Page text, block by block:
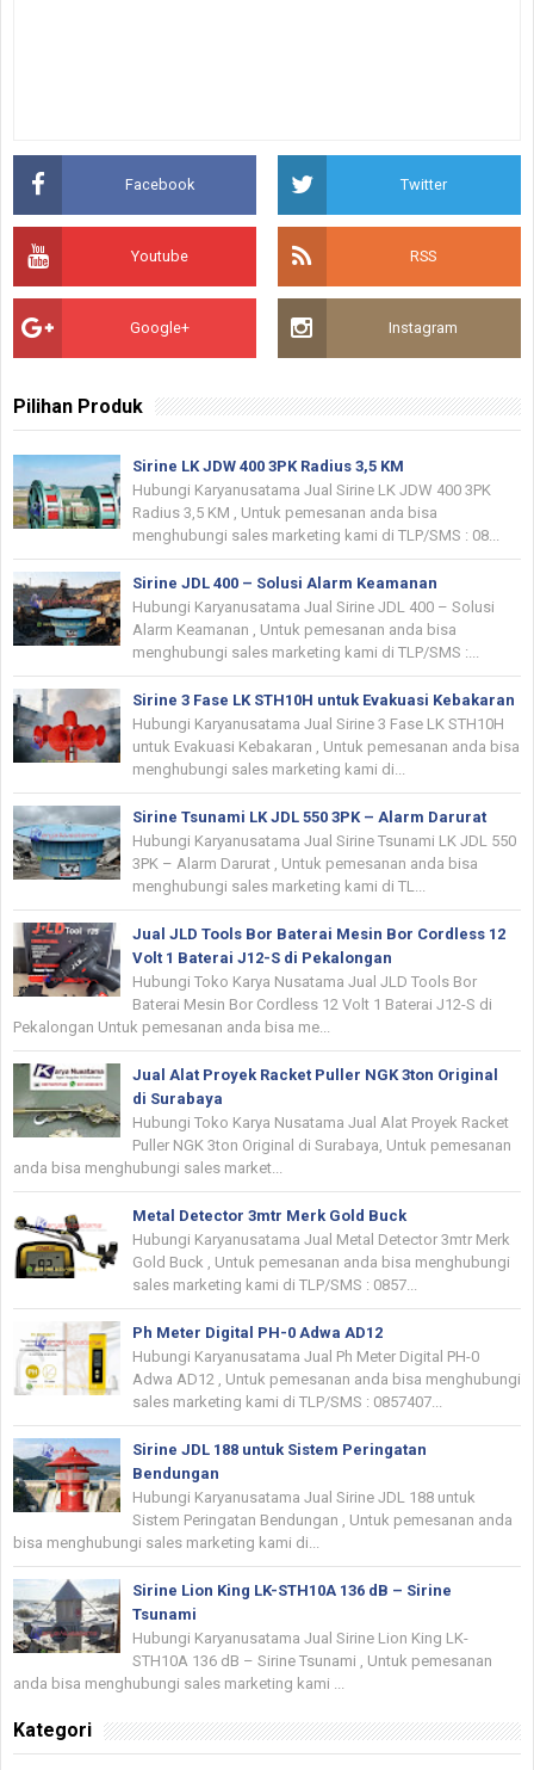
Facebook Twitter
Youtube RSS
Google+ Instagram
Pilihan Produk
Sirine LK JDW 400 3PK Radius 3,5 KM
Hubungi Karyanusatama Jual Sirine LK JDW 400 3PK
Radius 3,5 KM , Untuk pemesanan anda bisa
menghubungi sales marketing kami di TLP/SMS : 08...
Sirine JDL 400 – Solusi Alarm Keamanan
Hubungi Karyanusatama Jual Sirine JDL 400 – Solusi
Alarm Keamanan , Untuk pemesanan anda bisa
menghubungi sales marketing kami di TLP/SMS :...
Sirine 3 Fase LK STH10H untuk Evakuasi Kebakaran
Hubungi Karyanusatama Jual Sirine 3 Fase LK STH10H
untuk Evakuasi Kebakaran , Untuk pemesanan anda bisa
menghubungi sales marketing kami di...
Sirine Tsunami LK JDL 550 3PK – Alarm Darurat
Hubungi Karyanusatama Jual Sirine Tsunami LK JDL 550
3PK – Alarm Darurat , Untuk pemesanan anda bisa
menghubungi sales marketing kami di TL...
Jual JLD Tools Bor Baterai Mesin Bor Cordless 12
Volt 1 Baterai J12-S di Pekalongan
Hubungi Toko Karya Nusatama Jual JLD Tools Bor
Baterai Mesin Bor Cordless 12 Volt 1 Baterai J12-S di
Pekalongan Untuk pemesanan anda bisa me...
Jual Alat Proyek Racket Puller NGK 3ton Original
di Surabaya
Hubungi Toko Karya Nusatama Jual Alat Proyek Racket
Puller NGK 3ton Original di Surabaya, Untuk pemesanan
anda bisa menghubungi sales market...
Metal Detector 3mtr Merk Gold Buck
Hubungi Karyanusatama Jual Metal Detector 3mtr Merk
Gold Buck , Untuk pemesanan anda bisa menghubungi
sales marketing kami di TLP/SMS : 0857...
Ph Meter Digital PH-0 Adwa AD12
Hubungi Karyanusatama Jual Ph Meter Digital PH-0
Adwa AD12 , Untuk pemesanan anda bisa menghubungi
sales marketing kami di TLP/SMS : 0857407...
Sirine JDL 188 untuk Sistem Peringatan
Bendungan
Hubungi Karyanusatama Jual Sirine JDL 188 untuk
Sistem Peringatan Bendungan , Untuk pemesanan anda
bisa menghubungi sales marketing kami di...
Sirine Lion King LK-STH10A 136 dB – Sirine
Tsunami
Hubungi Karyanusatama Jual Sirine Lion King LK-
STH10A 136 dB – Sirine Tsunami , Untuk pemesanan
anda bisa menghubungi sales marketing kami ...
Kategori